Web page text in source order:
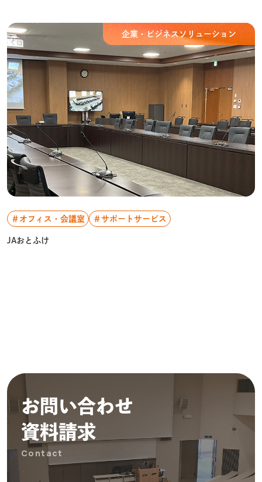
企業・ビジネスソリューション
＃オフィス・会議室
＃サポートサービス
JAおとふけ
お問い合わせ
資料請求
Contact